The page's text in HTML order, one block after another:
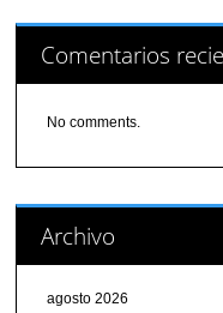
Comentarios
No comments.
Archivo
agosto 2026